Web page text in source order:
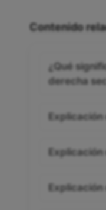
Contenido
¿Qué
derecha
Explicación
Explicación